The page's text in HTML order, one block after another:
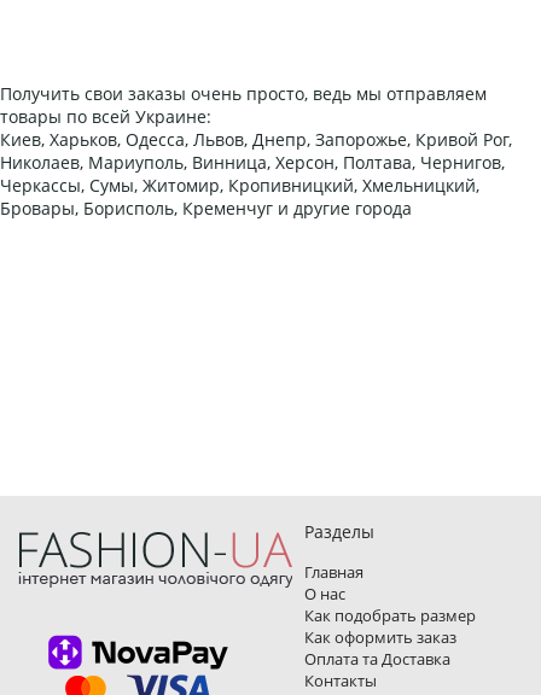
Получить свои заказы очень просто, ведь мы отправляем
товары по всей Украине:
Киев, Харьков, Одесса, Львов, Днепр, Запорожье, Кривой Рог,
Николаев, Мариуполь, Винница, Херсон, Полтава, Чернигов,
Черкассы, Сумы, Житомир, Кропивницкий, Хмельницкий,
Бровары, Борисполь, Кременчуг и другие города
Разделы
Главная
О нас
Как подобрать размер
Как оформить заказ
Оплата та Доставка
Контакты